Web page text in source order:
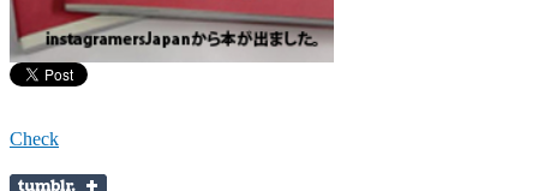
Check